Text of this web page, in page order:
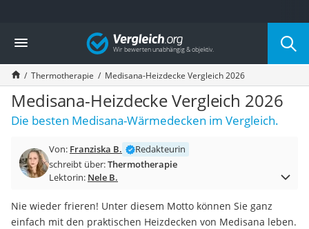
Die beliebtesten Vergleiche nach Kategorie
Drogerie
Inhalator
Haarschneider
Rollator
Braun Rasierer
Katzenklappe (Chip)
Masturbator
Massagepistole
Reisehaartrockner
Eiweißpulver
Vergleich
Thermotherapie Medisana-Heizdecke Vergleich 2026
Medisana-Heizdecke Vergleich 2026
Die besten Medisana-Wärmedecken im Vergleich.
Von: Franziska B.
Redakteurin
schreibt über:Thermotherapie
Lektorin: Nele B.
Nie wieder frieren! Unter diesem Motto können Sie ganz
einfach mit den praktischen Heizdecken von Medisana leben.